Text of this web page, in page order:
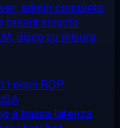
admin completo
tenant singolo
disco su misura
i piani RDP
a bassa latenza